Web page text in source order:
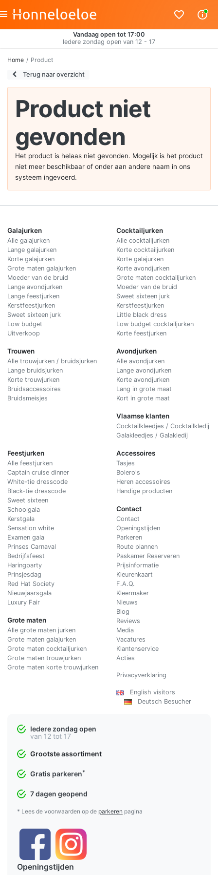
Vandaag open tot 17:00
Iedere zondag open van 12 - 17
Home Product
Terug naar overzicht
Product niet
gevonden
Het product is helaas niet gevonden. Mogelijk is het product
niet meer beschikbaar of onder aan andere naam in ons
systeem ingevoerd.
Galajurken
Alle galajurken
Lange galajurken
Korte galajurken
Grote maten galajurken
Moeder van de bruid
Lange avondjurken
Lange feestjurken
Kerstfeestjurken
Sweet sixteen jurk
Low budget
Uitverkoop
Trouwen
Alle trouwjurken / bruidsjurken
Lange bruidsjurken
Korte trouwjurken
Bruidsaccessoires
Bruidsmeisjes
Cocktailjurken
Alle cocktailjurken
Korte cocktailjurken
Korte galajurken
Korte avondjurken
Grote maten cocktailjurken
Moeder van de bruid
Sweet sixteen jurk
Kerstfeestjurken
Little black dress
Low budget cocktailjurken
Korte feestjurken
Avondjurken
Alle avondjurken
Lange avondjurken
Korte avondjurken
Lang in grote maat
Kort in grote maat
Vlaamse klanten
Cocktailkleedjes / Cocktailkledij
Galakleedjes / Galakledij
Feestjurken
Alle feestjurken
Captain cruise dinner
White-tie dresscode
Black-tie dresscode
Sweet sixteen
Schoolgala
Kerstgala
Sensation white
Examen gala
Prinses Carnaval
Bedrijfsfeest
Haringparty
Prinsjesdag
Red Hat Society
Nieuwjaarsgala
Luxury Fair
Grote maten
Alle grote maten jurken
Grote maten galajurken
Grote maten cocktailjurken
Grote maten trouwjurken
Grote maten korte trouwjurken
Accessoires
Tasjes
Bolero's
Heren accessoires
Handige producten
Contact
Contact
Openingstijden
Parkeren
Route plannen
Paskamer Reserveren
Prijsinformatie
Kleurenkaart
F.A.Q.
Kleermaker
Nieuws
Blog
Reviews
Media
Vacatures
Klantenservice
Acties
Privacyverklaring
English visitors
Deutsch Besucher
Iedere zondag open
van 12 tot 17
Grootste assortiment
Gratis parkeren*
7 dagen geopend
* Lees de voorwaarden op de parkeren pagina
Openingstijden